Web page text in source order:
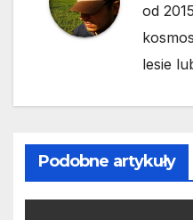
od
lesie
Podobne artykuły